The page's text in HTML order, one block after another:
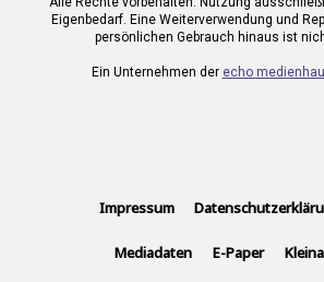
Eigenbedarf. Eine Weiterverwendung und
persönlichen Gebrauch hinaus ist
Ein Unternehmen der echo
Impressum
Mediadaten E-Paper